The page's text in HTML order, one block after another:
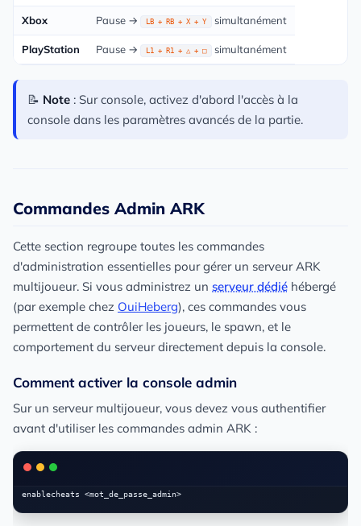
Xbox Pause → LB + RB + X + Y simultanément
PlayStation Pause → L1 + R1 + △ + □ simultanément
📝 Note : Sur console, activez d'abord l'accès à la
console dans les paramètres avancés de la partie.
Commandes Admin ARK
Cette section regroupe toutes les commandes
d'administration essentielles pour gérer un serveur ARK
multijoueur. Si vous administrez un serveur dédié hébergé
(par exemple chez OuiHeberg), ces commandes vous
permettent de contrôler les joueurs, le spawn, et le
comportement du serveur directement depuis la console.
Comment activer la console admin
Sur un serveur multijoueur, vous devez vous authentifier
avant d'utiliser les commandes admin ARK :